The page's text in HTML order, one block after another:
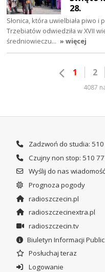
28.
Słonica, która uwielbiała piwo i
Trzebiatów odwiedziła w XVII
średniowieczu… » więcej
1 2
4087
Zadzwoń do studia:
Czujny non stop: 510
Wyślij do nas wiadomość
Prognoza pogody
radioszczecin.pl
radioszczecinextra.pl
radioszczecin.tv
Biuletyn Informacji
Posłuchaj teraz
Logowanie